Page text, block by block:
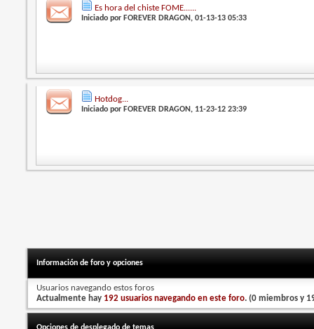
Es hora del chiste FOME......
Iniciado por FOREVER DRAGON, 01-13-13 05:33
Hotdog...
Iniciado por FOREVER DRAGON, 11-23-12 23:39
Información de foro y opciones
Usuarios navegando estos foros
Actualmente hay 192 usuarios navegando en este foro. (0 miembros y